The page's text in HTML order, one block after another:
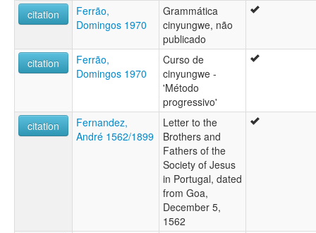
citation
Ferrão,
Domingos 1970
Grammática
cinyungwe, não
publicado
citation
Ferrão,
Domingos 1970
Curso de
cinyungwe -
'Método
progressivo'
citation
Fernandez,
André 1562/1899
Letter to the
Brothers and
Fathers of the
Society of Jesus
in Portugal, dated
from Goa,
December 5,
1562